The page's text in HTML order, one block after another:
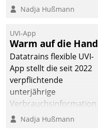
Nadja Hußmann
UVI-App
Warm auf die Hand
Datatrains flexible UVI-
App stellt die seit 2022
verpflichtende
unterjährige
Verbrauchsinformation
schnell, zuverlässig und
Nadja Hußmann